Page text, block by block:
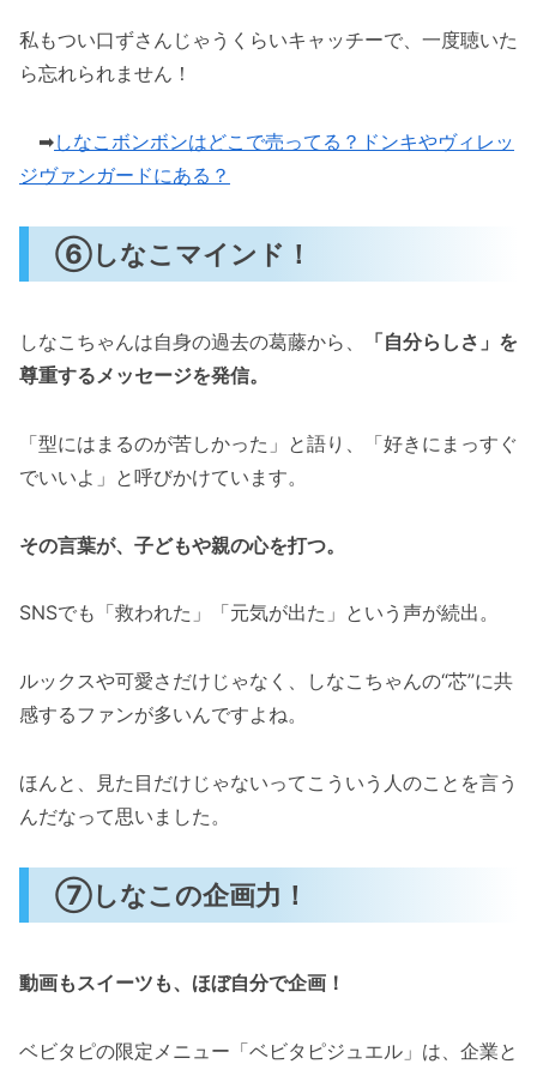
私もつい口ずさんじゃうくらいキャッチーで、一度聴いた
ら忘れられません！
➡しなこボンボンはどこで売ってる？ドンキやヴィレッ
ジヴァンガードにある？
⑥しなこマインド！
しなこちゃんは自身の過去の葛藤から、
「自分らしさ」を
尊重するメッセージを発信。
「型にはまるのが苦しかった」と語り、「好きにまっすぐ
でいいよ」と呼びかけています。
その言葉が、子どもや親の心を打つ。
SNSでも「救われた」「元気が出た」という声が続出。
ルックスや可愛さだけじゃなく、しなこちゃんの“芯”に共
感するファンが多いんですよね。
ほんと、見た目だけじゃないってこういう人のことを言う
んだなって思いました。
⑦しなこの企画力！
動画もスイーツも、ほぼ自分で企画！
ベビタピの限定メニュー「ベビタピジュエル」は、企業と